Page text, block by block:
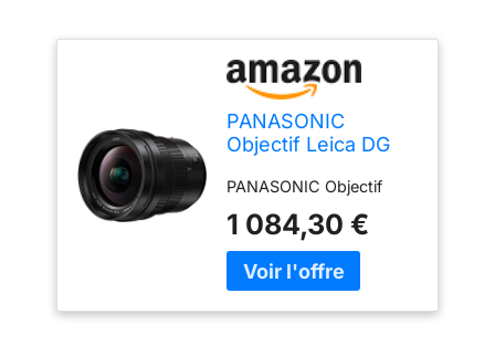
PANASONIC
Objectif Leica DG
18mm f/2.8-4
PANASONIC Objectif
1 084,30 €